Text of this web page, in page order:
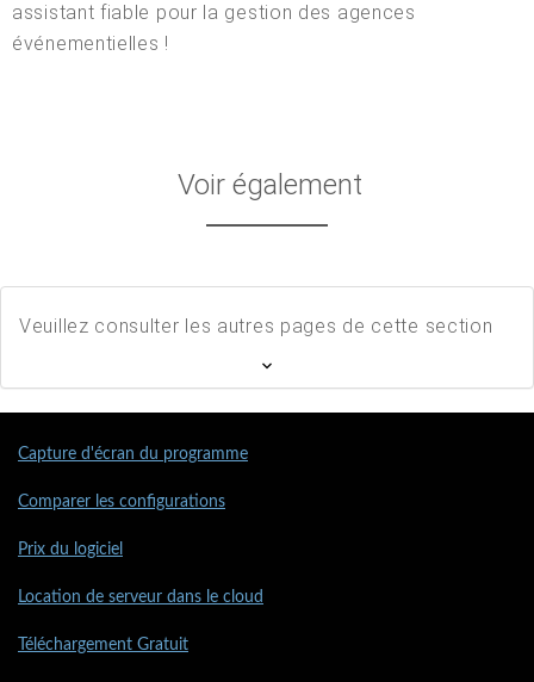
assistant fiable pour la gestion des agences
événementielles !
Voir également
Veuillez consulter les autres pages de cette section
Capture d'écran du programme
Comparer les configurations
Prix du logiciel
Location de serveur dans le cloud
Téléchargement Gratuit